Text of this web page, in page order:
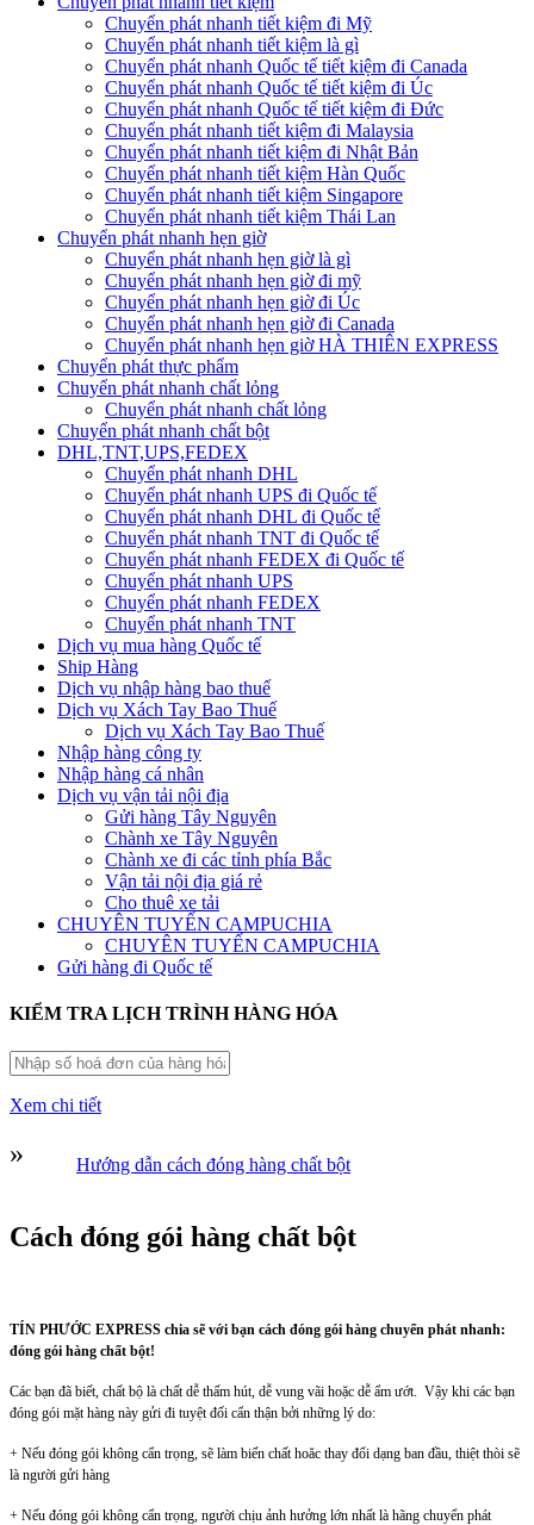
Chuyển phát nhanh tiết kiệm đi Mỹ
Chuyển phát nhanh tiết kiệm là gì
Chuyển phát nhanh Quốc tế tiết kiệm đi Canada
Chuyển phát nhanh Quốc tế tiết kiệm đi Úc
Chuyển phát nhanh Quốc tế tiết kiệm đi Đức
Chuyển phát nhanh tiết kiệm đi Malaysia
Chuyển phát nhanh tiết kiệm đi Nhật Bản
Chuyển phát nhanh tiết kiệm Hàn Quốc
Chuyển phát nhanh tiết kiệm Singapore
Chuyển phát nhanh tiết kiệm Thái Lan
Chuyển phát nhanh hẹn giờ
Chuyển phát nhanh hẹn giờ là gì
Chuyển phát nhanh hẹn giờ đi mỹ
Chuyển phát nhanh hẹn giờ đi Úc
Chuyển phát nhanh hẹn giờ đi Canada
Chuyển phát nhanh hẹn giờ HÀ THIÊN EXPRESS
Chuyển phát thực phẩm
Chuyển phát nhanh chất lỏng
Chuyển phát nhanh chất lỏng
Chuyển phát nhanh chất bột
DHL,TNT,UPS,FEDEX
Chuyển phát nhanh DHL
Chuyển phát nhanh UPS đi Quốc tế
Chuyển phát nhanh DHL đi Quốc tế
Chuyển phát nhanh TNT đi Quốc tế
Chuyển phát nhanh FEDEX đi Quốc tế
Chuyển phát nhanh UPS
Chuyển phát nhanh FEDEX
Chuyển phát nhanh TNT
Dịch vụ mua hàng Quốc tế
Ship Hàng
Dịch vụ nhập hàng bao thuế
Dịch vụ Xách Tay Bao Thuế
Dịch vụ Xách Tay Bao Thuế
Nhập hàng công ty
Nhập hàng cá nhân
Dịch vụ vận tải nội địa
Gửi hàng Tây Nguyên
Chành xe Tây Nguyên
Chành xe đi các tỉnh phía Bắc
Vận tải nội địa giá rẻ
Cho thuê xe tải
CHUYÊN TUYẾN CAMPUCHIA
CHUYÊN TUYẾN CAMPUCHIA
Gửi hàng đi Quốc tế
KIỂM TRA LỊCH TRÌNH HÀNG HÓA
Xem chi tiết
» Hướng dẫn cách đóng hàng chất bột
Cách đóng gói hàng chất bột
TÍN PHƯỚC EXPRESS chia sẽ với bạn cách đóng gói hàng chuyển phát nhanh:
đóng gói hàng chất bột!
Các bạn đã biết, chất bộ là chất dễ thấm hút, dễ vung vãi hoặc dễ ẩm ướt. Vậy khi các bạn
đóng gói mặt hàng này gửi đi tuyệt đối cẩn thận bởi những lý do:
+ Nếu đóng gói không cẩn trọng, sẽ làm biến chất hoăc thay đổi dạng ban đầu, thiệt thòi sẽ
là người gửi hàng
+ Nếu đóng gói không cẩn trọng, người chịu ảnh hưởng lớn nhất là hãng chuyển phát